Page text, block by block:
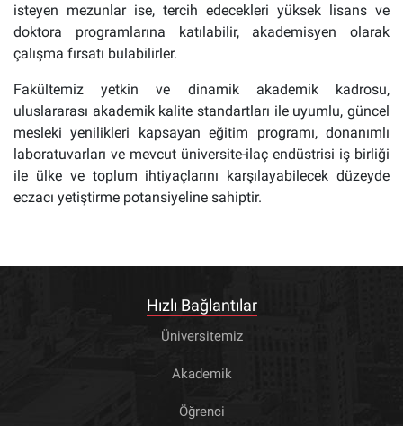
isteyen mezunlar ise, tercih edecekleri yüksek lisans ve
doktora programlarına katılabilir, akademisyen olarak
çalışma fırsatı bulabilirler.
Fakültemiz yetkin ve dinamik akademik kadrosu,
uluslararası akademik kalite standartları ile uyumlu, güncel
mesleki yenilikleri kapsayan eğitim programı, donanımlı
laboratuvarları ve mevcut üniversite-ilaç endüstrisi iş birliği
ile ülke ve toplum ihtiyaçlarını karşılayabilecek düzeyde
eczacı yetiştirme potansiyeline sahiptir.
Hızlı Bağlantılar
Üniversitemiz
Akademik
Öğrenci